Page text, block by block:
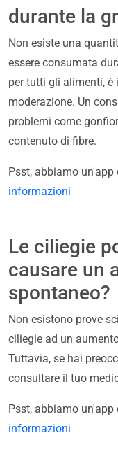
durante la
Non esiste una
essere consumata
per tutti gli alimenti, è
moderazione. Un
problemi come
contenuto di fibre.
Psst, abbiamo
informazioni
Le ciliegie
causare un
spontaneo?
Non esistono prove
ciliegie ad un
Tuttavia, se hai
consultare il tuo
Psst, abbiamo
informazioni